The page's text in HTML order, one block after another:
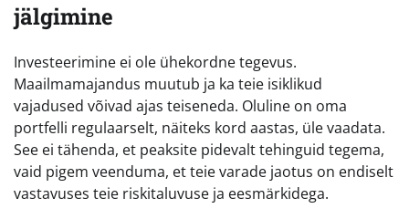
jälgimine
Investeerimine ei ole ühekordne tegevus.
Maailmamajandus muutub ja ka teie isiklikud
vajadused võivad ajas teiseneda. Oluline on oma
portfelli regulaarselt, näiteks kord aastas, üle vaadata.
See ei tähenda, et peaksite pidevalt tehinguid tegema,
vaid pigem veenduma, et teie varade jaotus on endiselt
vastavuses teie riskitaluvuse ja eesmärkidega.